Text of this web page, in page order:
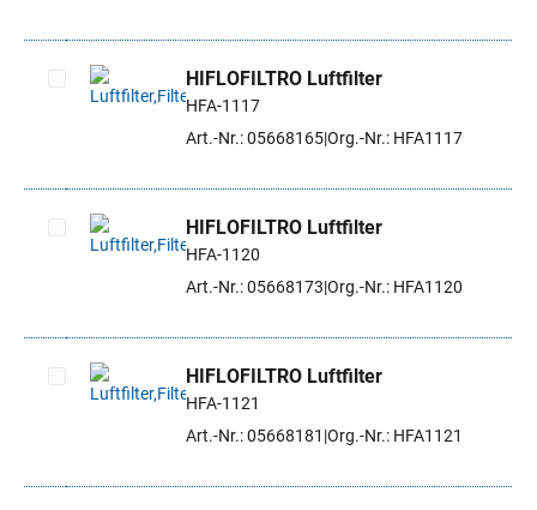
Artikel auswählen
HIFLOFILTRO Luftfilter
HFA-1117
Art.-Nr.: 05668165Org.-Nr.: HFA1117
Artikel auswählen
HIFLOFILTRO Luftfilter
HFA-1120
Art.-Nr.: 05668173 Org.-Nr.: HFA1120
Artikel auswählen
HIFLOFILTRO Luftfilter
HFA-1121
Art.-Nr.: 05668181 Org.-Nr.: HFA1121